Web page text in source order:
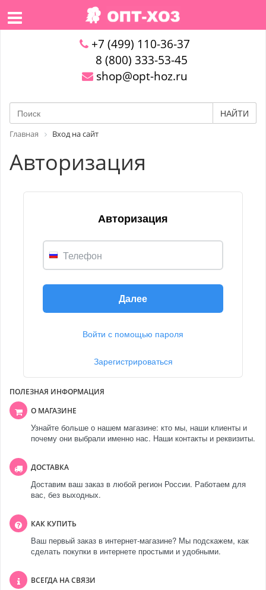
+7 (499) 110-36-37
8 (800) 333-53-45
shop@opt-hoz.ru
НАЙТИ
Главная Вход на сайт
Авторизация
Авторизация
Телефон
Далее
Войти с помощью пароля
Зарегистрироваться
ПОЛЕЗНАЯ ИНФОРМАЦИЯ
О МАГАЗИНЕ
Узнайте больше о нашем магазине: кто мы, наши клиенты и
почему они выбрали именно нас. Наши контакты и реквизиты.
ДОСТАВКА
Доставим ваш заказ в любой регион России. Работаем для
вас, без выходных.
КАК КУПИТЬ
Ваш первый заказ в интернет-магазине? Мы подскажем, как
сделать покупки в интернете простыми и удобными.
ВСЕГДА НА СВЯЗИ